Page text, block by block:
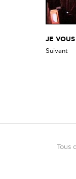
JE
Suivant
Tous